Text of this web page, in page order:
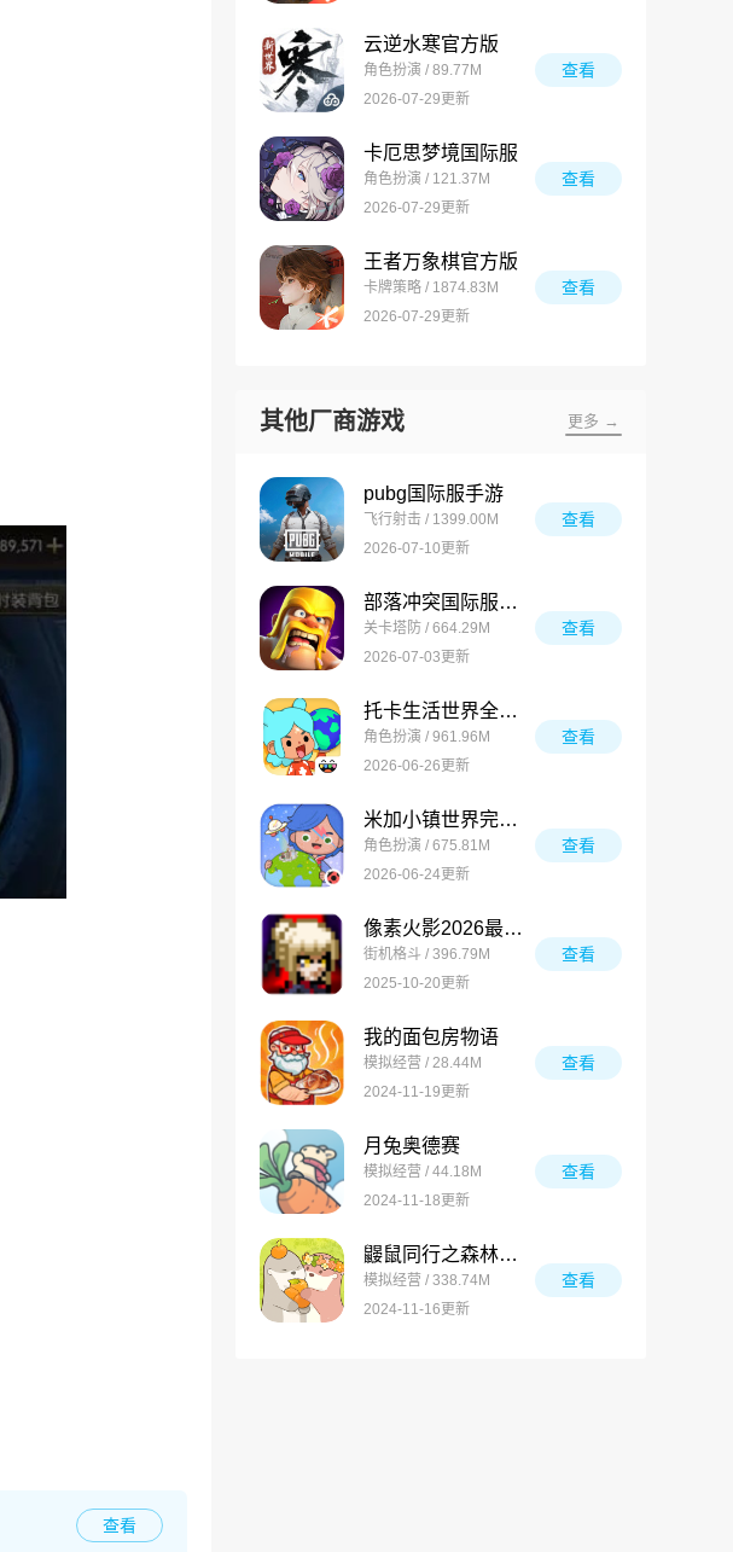
查看
云逆水寒官方版
角色扮演 / 89.77M
2026-07-29更新
查看
卡厄思梦境国际服
角色扮演 / 121.37M
2026-07-29更新
查看
王者万象棋官方版
卡牌策略 / 1874.83M
2026-07-29更新
查看
其他厂商游戏 更多 →
pubg国际服手游
飞行射击 / 1399.00M
2026-07-10更新
查看
部落冲突国际服最新版
关卡塔防 / 664.29M
2026-07-03更新
查看
托卡生活世界全解锁版
角色扮演 / 961.96M
2026-06-26更新
查看
米加小镇世界完整版
角色扮演 / 675.81M
2026-06-24更新
查看
像素火影2026最新版
街机格斗 / 396.79M
2025-10-20更新
查看
我的面包房物语
模拟经营 / 28.44M
2024-11-19更新
查看
月兔奥德赛
模拟经营 / 44.18M
2024-11-18更新
查看
鼹鼠同行之森林之家万圣节版
模拟经营 / 338.74M
2024-11-16更新
查看